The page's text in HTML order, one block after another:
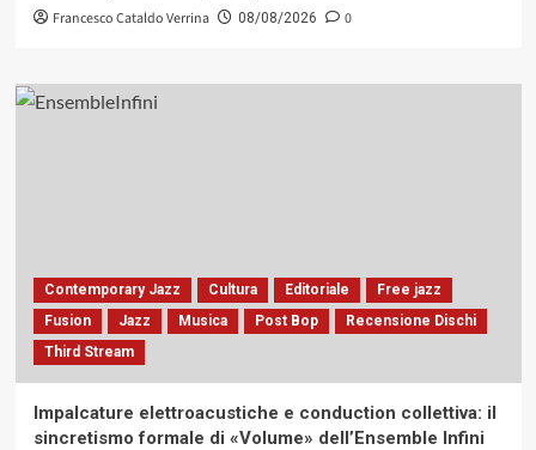
Francesco Cataldo Verrina 08/08/2026 0
Contemporary Jazz Cultura Editoriale
Free jazz
Fusion
Jazz Musica Post Bop
Recensione Dischi
Third Stream
Impalcature elettroacustiche e conduction collettiva: il
sincretismo formale di «Volume» dell’Ensemble Infini